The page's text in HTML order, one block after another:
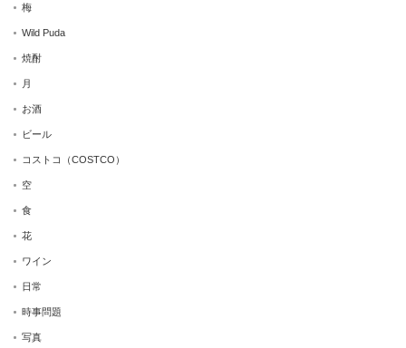
梅
Wild Puda
焼酎
月
お酒
ビール
コストコ（COSTCO）
空
食
花
ワイン
日常
時事問題
写真